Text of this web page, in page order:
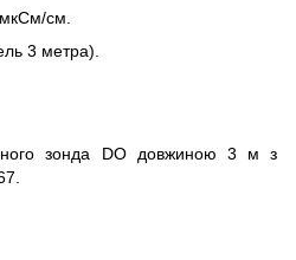
см.
3 метра).
зонда DO довжиною 3 м з